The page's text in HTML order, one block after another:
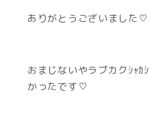
ありがとうございました♡
おまじないやラブカクｼｬｶ
かったです♡